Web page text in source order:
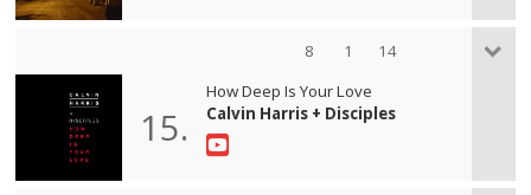
8 1 14
15.
How Deep Is Your Love
Calvin Harris + Disciples